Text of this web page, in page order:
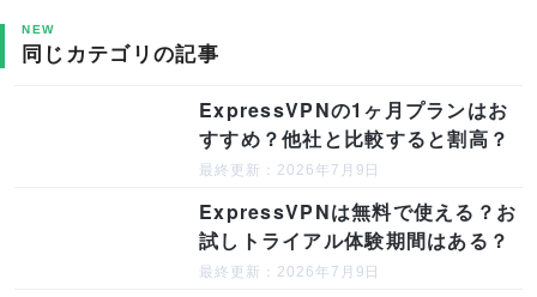
NEW
同じカテゴリの記事
ExpressVPNの1ヶ月プランはお
すすめ？他社と比較すると割高？
最終更新：2026年7月9日
ExpressVPNは無料で使える？お
試しトライアル体験期間はある？
最終更新：2026年7月9日